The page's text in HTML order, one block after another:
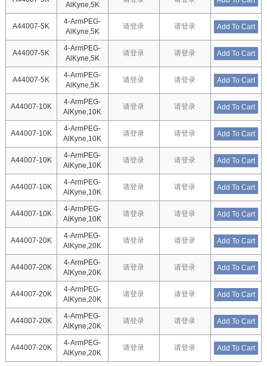
AlKyne,5K
A44007-5K
4-ArmPEG-
AlKyne,5K
请登录 请登录 Add To Cart
A44007-5K
4-ArmPEG-
AlKyne,5K
请登录 请登录 Add To Cart
A44007-5K
4-ArmPEG-
AlKyne,5K
请登录 请登录 Add To Cart
A44007-10K
4-ArmPEG-
AlKyne,10K
请登录 请登录 Add To Cart
A44007-10K
4-ArmPEG-
AlKyne,10K
请登录 请登录 Add To Cart
A44007-10K
4-ArmPEG-
AlKyne,10K
请登录 请登录 Add To Cart
A44007-10K
4-ArmPEG-
AlKyne,10K
请登录 请登录 Add To Cart
A44007-10K
4-ArmPEG-
AlKyne,10K
请登录 请登录 Add To Cart
A44007-20K
4-ArmPEG-
AlKyne,20K
请登录 请登录 Add To Cart
A44007-20K
4-ArmPEG-
AlKyne,20K
请登录 请登录 Add To Cart
A44007-20K
4-ArmPEG-
AlKyne,20K
请登录 请登录 Add To Cart
A44007-20K
4-ArmPEG-
AlKyne,20K
请登录 请登录 Add To Cart
A44007-20K
4-ArmPEG-
AlKyne,20K
请登录 请登录 Add To Cart